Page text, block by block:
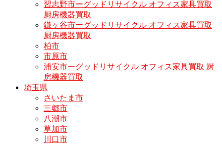
習志野市ーグッドリサイクル オフィス家具買取
厨房機器買取
鎌ヶ谷市ーグッドリサイクル オフィス家具買取
厨房機器買取
柏市
市原市
浦安市ーグッドリサイクル オフィス家具買取 厨
房機器買取
埼玉県
さいたま市
三郷市
八潮市
草加市
川口市